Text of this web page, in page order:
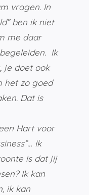
vragen. In
ben ik niet
me daar
Ik
je doet ook
het zo goed
Dat is
Hart voor
Ik
is dat jij
Ik kan
ik kan